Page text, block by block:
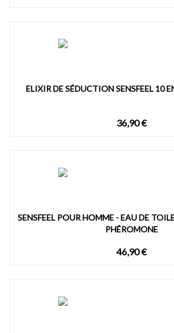
ELIXIR DE SÉDUCTION SENSFEEL 10
36,90 €
SENSFEEL POUR HOMME - EAU DE
PHÉROMONE
46,90 €